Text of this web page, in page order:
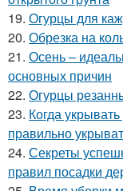
19. Огурцы для
20. Обрезка на
21. Осень –
основных причин
22. Огурцы
23. Когда
правильно
24. Секреты
правил посадки